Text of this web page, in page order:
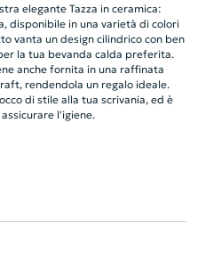
elegante Tazza in ceramica:
disponibile in una varietà di colori
vanta un design cilindrico con ben
la tua bevanda calda preferita.
anche fornita in una raffinata
rendendola un regalo ideale.
di stile alla tua scrivania, ed è
l'igiene.